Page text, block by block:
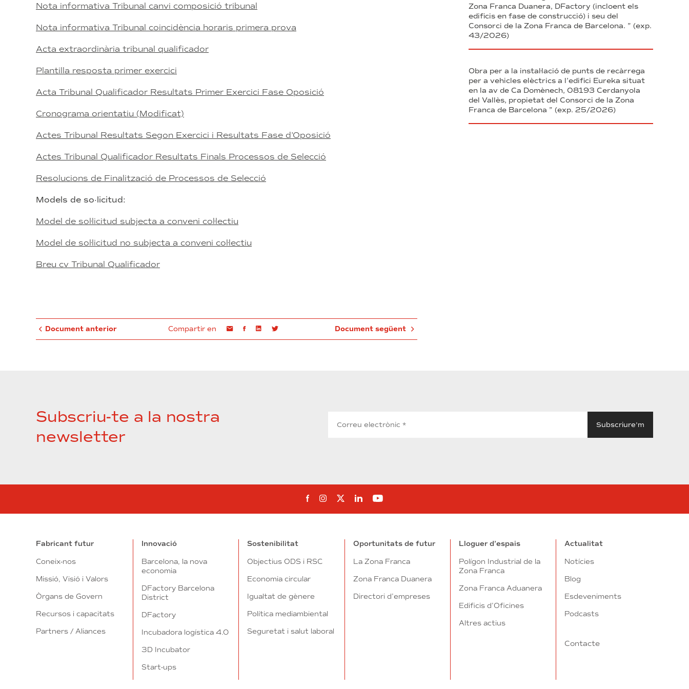
Nota informativa Tribunal canvi composició tribunal
Nota informativa Tribunal coincidència horaris primera prova
Acta extraordinària tribunal qualificador
Plantilla resposta primer exercici
Acta Tribunal Qualificador Resultats Primer Exercici Fase Oposició
Cronograma orientatiu (Modificat)
Actes Tribunal Resultats Segon Exercici i Resultats Fase d’Oposició
Actes Tribunal Qualificador Resultats Finals Processos de Selecció
Resolucions de Finalització de Processos de Selecció
Models de so·licitud:
Model de sol·licitud subjecta a conveni col·lectiu
Model de sol·licitud no subjecta a conveni col·lectiu
Breu cv Tribunal Qualificador
Document anterior Compartir en EmailFacebookLinkedin Document següent
Zona Franca Duanera, DFactory (incloent els
edificis en fase de construcció) i seu del
Consorci de la Zona Franca de Barcelona. ” (exp.
43/2026)
Obra per a la instal·lació de punts de recàrrega
per a vehicles elèctrics a l’edifici Eureka situat
en la av de Ca Domènech, 08193 Cerdanyola
del Vallès, propietat del Consorci de la Zona
Franca de Barcelona ” (exp. 25/2026)
Subscriu-te a la nostra
newsletter
Segueix-nos al Facebook
Segueix-nos a Instagram
Segueix-nos a Twitter
Segueix-nos a Linkedin
Segueix-nos a Youtube
Fabricant futur
Coneix-nos
Missió, Visió i Valors
Òrgans de Govern
Recursos i capacitats
Partners / Aliances
Innovació
Barcelona, la nova
economia
DFactory Barcelona
District
DFactory
Incubadora logística 4.0
3D Incubator
Start-ups
Sostenibilitat
Objectius ODS i RSC
Economia circular
Igualtat de gènere
Política mediambiental
Seguretat i salut laboral
Oportunitats de futur
La Zona Franca
Zona Franca Duanera
Directori d’empreses
Lloguer d’espais
Polígon Industrial de la
Zona Franca
Zona Franca Aduanera
Edificis d’Oficines
Altres actius
Actualitat
Notícies
Blog
Esdeveniments
Podcasts
Contacte